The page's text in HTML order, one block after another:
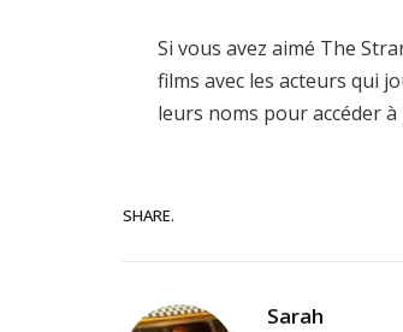
Si vous avez aimé The
films avec les acteurs qui
leurs noms pour accéder
SHARE.
Sarah